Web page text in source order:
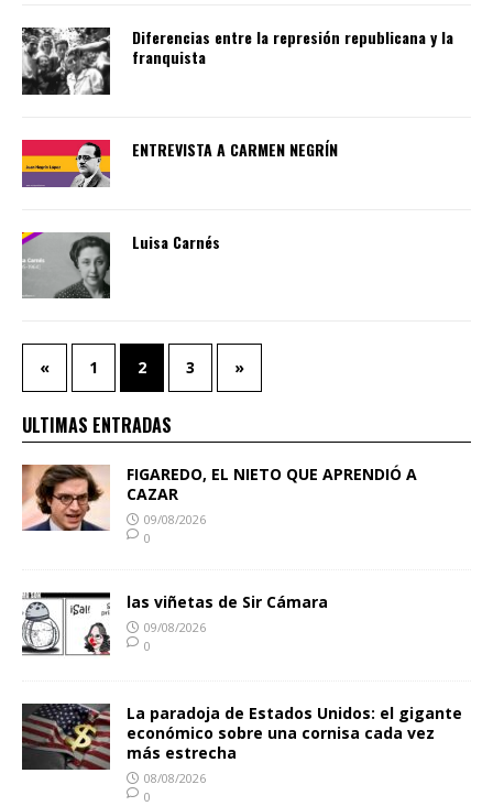
Diferencias entre la represión republicana y la
franquista
ENTREVISTA A CARMEN NEGRÍN
Luisa Carnés
« 1 2 3 »
ULTIMAS ENTRADAS
FIGAREDO, EL NIETO QUE APRENDIÓ A
CAZAR
09/08/2026
0
las viñetas de Sir Cámara
09/08/2026
0
La paradoja de Estados Unidos: el gigante
económico sobre una cornisa cada vez
más estrecha
08/08/2026
0